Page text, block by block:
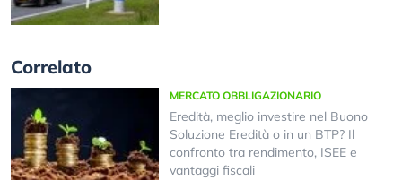
Correlato
MERCATO OBBLIGAZIONARIO
Eredità, meglio investire nel Buono
Soluzione Eredità o in un BTP? Il
confronto tra rendimento, ISEE e
vantaggi fiscali